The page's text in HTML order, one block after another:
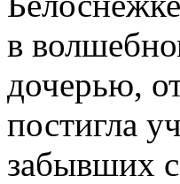
в
дочерью,
постигла
забывших